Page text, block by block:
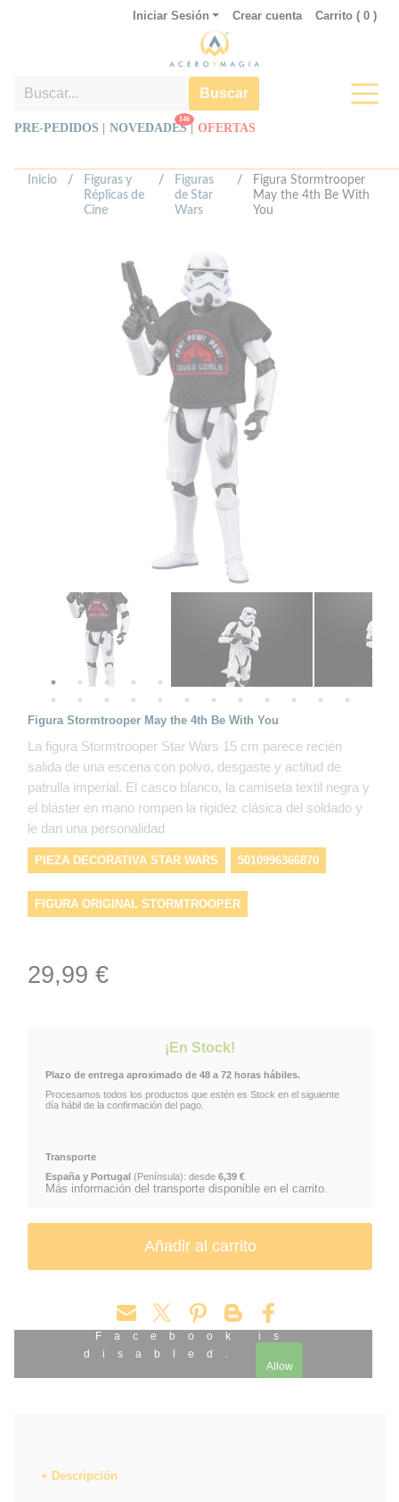
Carrito ( 0 )
Crear cuenta
Iniciar Sesión
Buscar
PRE-PEDIDOS | NOVEDADES
146
| OFERTAS
Inicio /
Figuras y
Réplicas de
Cine
/
Figuras
de Star
Wars
/
Figura Stormtrooper
May the 4th Be With
You
Figura Stormtrooper May the 4th Be With You
La figura Stormtrooper Star Wars 15 cm parece recién
salida de una escena con polvo, desgaste y actitud de
patrulla imperial. El casco blanco, la camiseta textil negra y
el bláster en mano rompen la rigidez clásica del soldado y
le dan una personalidad
PIEZA DECORATIVA STAR WARS 5010996366870
FIGURA ORIGINAL STORMTROOPER
FIGURA STORMTROOPER STAR WARS 15 CM
REGALO PARA COLECCIONISTA STAR WARS
FIGURA ARTICULADA STAR WARS 6 PULGADAS
29,99 €
¡En Stock!
Plazo de entrega aproximado de 48 a 72 horas hábiles.
Procesamos todos los productos que estén es Stock en el siguiente
día hábil de la confirmación del pago.
Transporte
España y Portugal (Península): desde 6,39 €
Más información del transporte disponible en el carrito.
Facebook is
disabled.
Allow
Descripción